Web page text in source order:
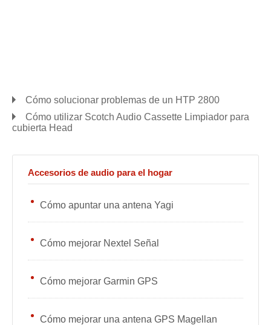
Cómo solucionar problemas de un HTP 2800
Cómo utilizar Scotch Audio Cassette Limpiador para
cubierta Head
Accesorios de audio para el hogar
Cómo apuntar una antena Yagi
Cómo mejorar Nextel Señal
Cómo mejorar Garmin GPS
Cómo mejorar una antena GPS Magellan